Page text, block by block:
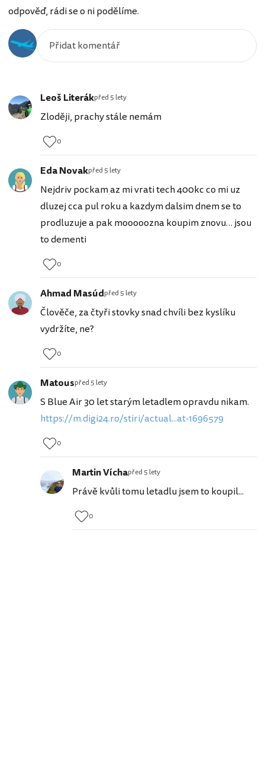
odpověď, rádi se o ni podělíme.
Leoš Literákpřed 5 lety
Zloději, prachy stále nemám
0
Eda Novakpřed 5 lety
Nejdriv pockam az mi vrati tech 400kc co mi uz
dluzej cca pul roku a kazdym dalsim dnem se to
prodluzuje a pak mooooozna koupim znovu… jsou
to dementi
0
Ahmad Masúdpřed 5 lety
Člověče, za čtyři stovky snad chvíli bez kyslíku
vydržíte, ne?
0
Matouspřed 5 lety
S Blue Air 30 let starým letadlem opravdu nikam.
https://m.digi24.ro/stiri/actual...at-1696579
0
Martin Víchapřed 5 lety
Právě kvůli tomu letadlu jsem to koupil...
0